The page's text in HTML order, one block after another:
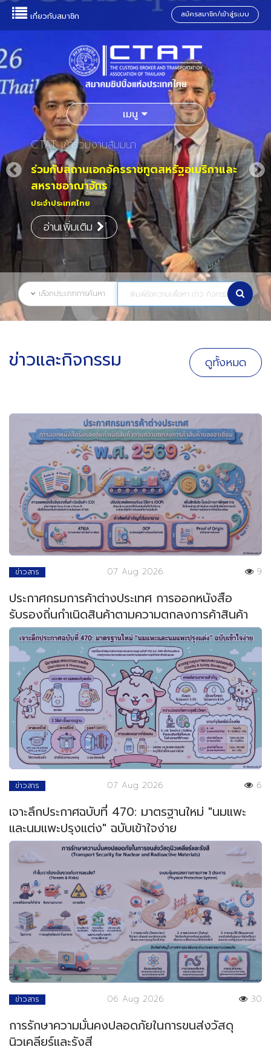
CTAT เข้าร่วมงานสัมมนา
ร่วมกับสถานเอกอัครราชทูตสหรัฐอเมริกาและ
สหราชอาณาจักร
ประจำประเทศไทย
อ่านเพิ่มเติม
เกี่ยวกับสมาชิก สมัครสมาชิก/เข้าสู่ระบบ
เมนู
เลือกประเภทการค้นหา
ข่าวและกิจกรรม ดูทั้งหมด
ข่าวสาร 07 Aug 2026 9
ประกาศกรมการค้าต่างประเทศ การออกหนังสือ
รับรองถิ่นกำเนิดสินค้าตามความตกลงการค้าสินค้า
ของอาเซียน
ข่าวสาร 07 Aug 2026 6
เจาะลึกประกาศฉบับที่ 470: มาตรฐานใหม่ "นมแพะ
และนมแพะปรุงแต่ง" ฉบับเข้าใจง่าย
ข่าวสาร 06 Aug 2026 30
การรักษาความมั่นคงปลอดภัยในการขนส่งวัสดุ
นิวเคลียร์และรังสี